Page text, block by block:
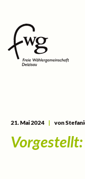
21. Mai 2024 | von